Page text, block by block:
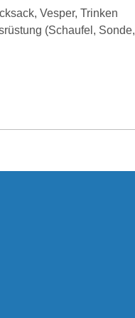
Vesper, Trinken
(Schaufel, Sonde,